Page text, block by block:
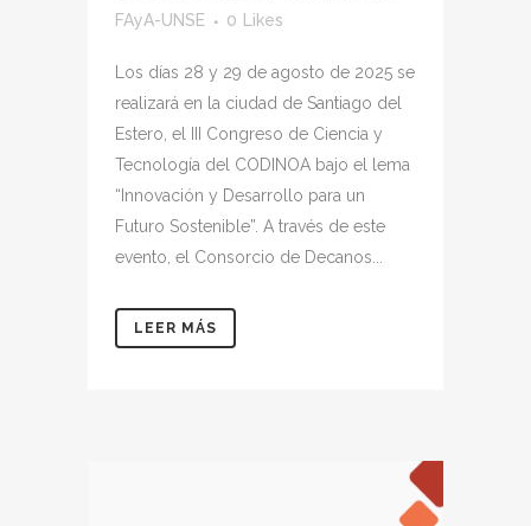
FAyA-UNSE
0 Likes
Los días 28 y 29 de agosto de 2025 se
realizará en la ciudad de Santiago del
Estero, el III Congreso de Ciencia y
Tecnología del CODINOA bajo el lema
“Innovación y Desarrollo para un
Futuro Sostenible”. A través de este
evento, el Consorcio de Decanos...
LEER MÁS